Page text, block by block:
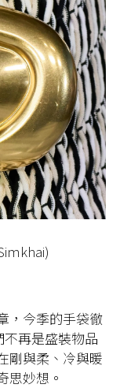
，今季的手袋徹
再是盛裝物品
剛與柔、冷與暖
思妙想。